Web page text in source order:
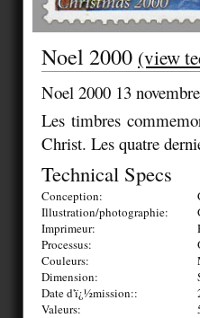
Noel 2000 (view
Noel 2000 13 novembre
Les timbres
Christ. Les quatre
Technical Specs
Conception:
Illustration/photographie:
Imprimeur:
Processus:
Couleurs:
Dimension:
Date d'ï¿½mission::
Valeurs: